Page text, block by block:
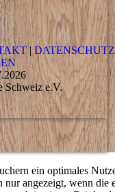
|
Schweiz e.V.
ein optimales
angezeigt, wenn die